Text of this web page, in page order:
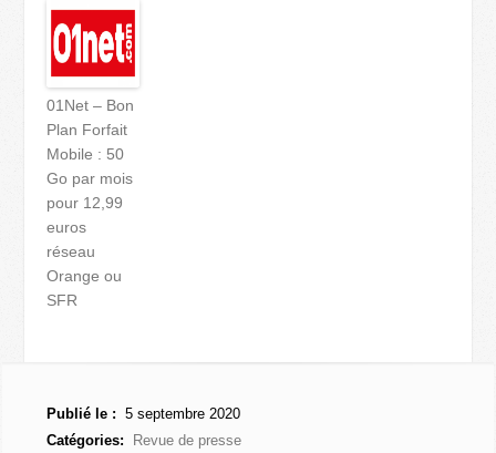
01Net – Bon
Plan Forfait
Mobile : 50
Go par mois
pour 12,99
euros
réseau
Orange ou
SFR
Publié le : 5 septembre 2020
Catégories:
Revue de presse